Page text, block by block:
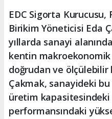
EDC Sigorta Kurucusu,
Birikim Yöneticisi Eda
yıllarda sanayi
kentin
doğrudan ve
Çakmak, sanayideki
üretim
performansındaki